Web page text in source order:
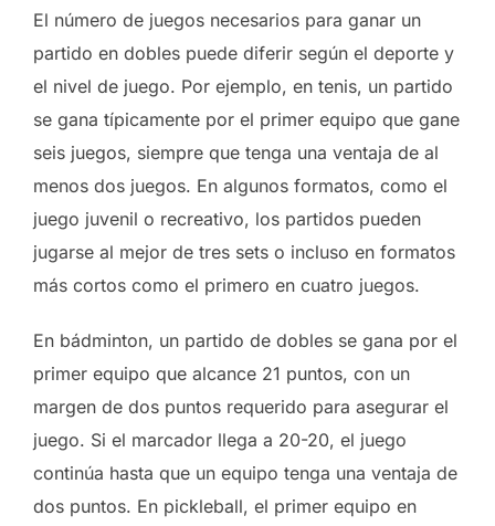
El número de juegos necesarios para ganar un
partido en dobles puede diferir según el deporte y
el nivel de juego. Por ejemplo, en tenis, un partido
se gana típicamente por el primer equipo que gane
seis juegos, siempre que tenga una ventaja de al
menos dos juegos. En algunos formatos, como el
juego juvenil o recreativo, los partidos pueden
jugarse al mejor de tres sets o incluso en formatos
más cortos como el primero en cuatro juegos.
En bádminton, un partido de dobles se gana por el
primer equipo que alcance 21 puntos, con un
margen de dos puntos requerido para asegurar el
juego. Si el marcador llega a 20-20, el juego
continúa hasta que un equipo tenga una ventaja de
dos puntos. En pickleball, el primer equipo en